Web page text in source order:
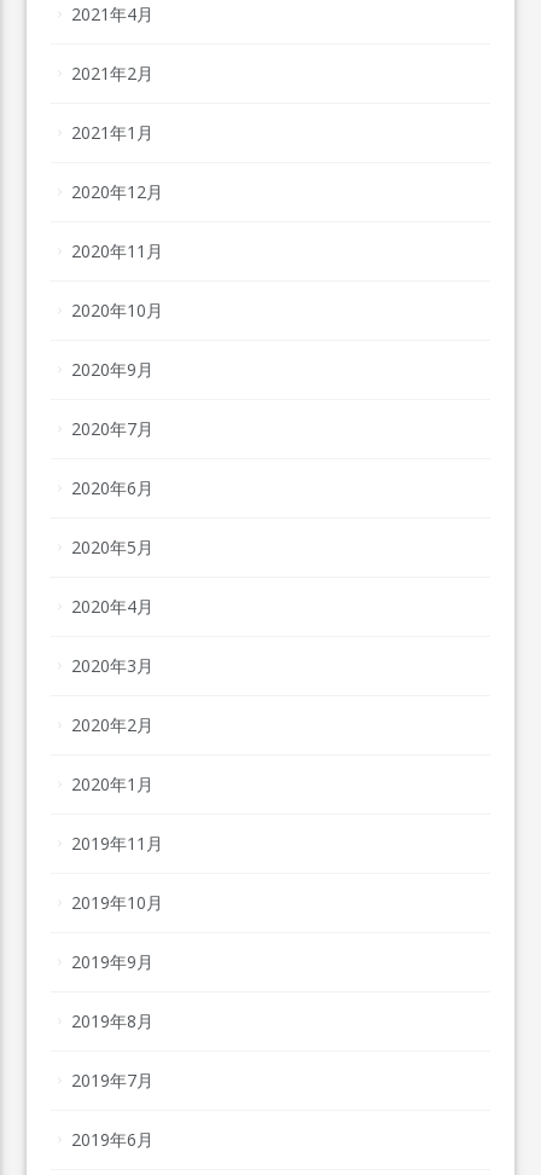
2021年4月
2021年2月
2021年1月
2020年12月
2020年11月
2020年10月
2020年9月
2020年7月
2020年6月
2020年5月
2020年4月
2020年3月
2020年2月
2020年1月
2019年11月
2019年10月
2019年9月
2019年8月
2019年7月
2019年6月